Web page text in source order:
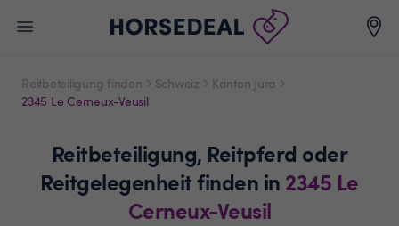
Reitbeteiligung finden Schweiz
Kanton Jura
2345 Le Cerneux-Veusil
Reitbeteiligung, Reitpferd oder
Reitgelegenheitfinden in 2345 Le
Cerneux-Veusil